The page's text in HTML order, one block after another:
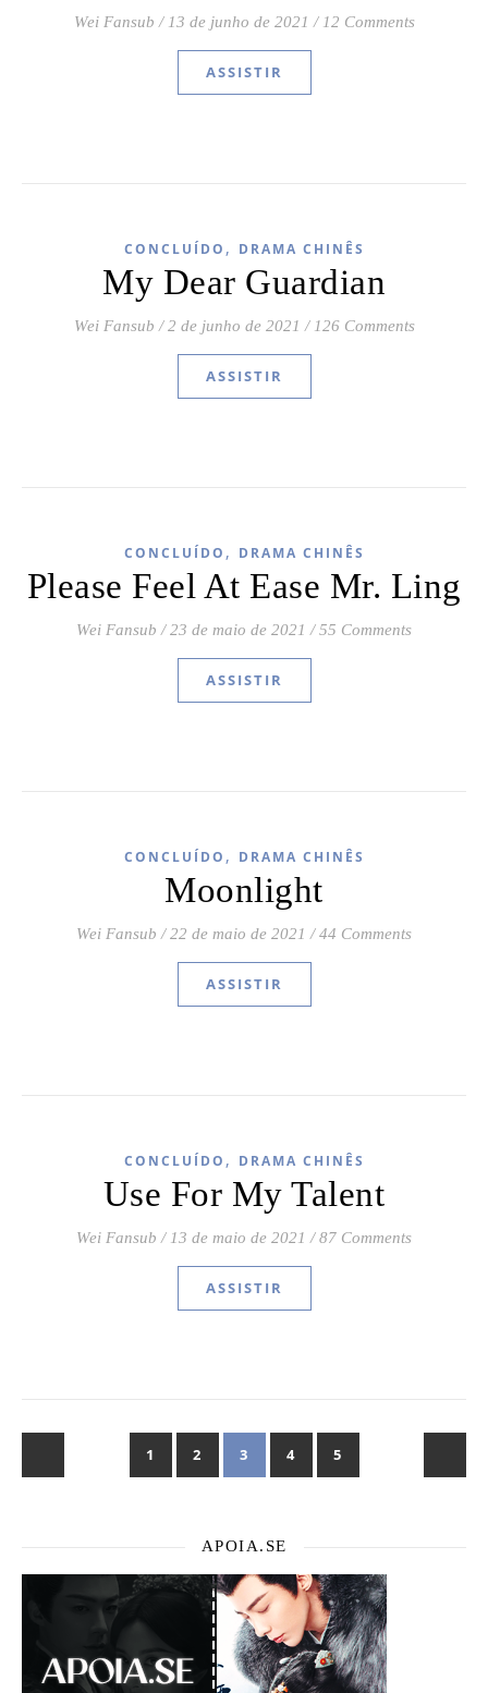
Wei Fansub / 13 de junho de 2021 / 12 Comments
ASSISTIR
CONCLUÍDO , DRAMA CHINÊS
My Dear Guardian
Wei Fansub / 2 de junho de 2021 / 126 Comments
ASSISTIR
CONCLUÍDO , DRAMA CHINÊS
Please Feel At Ease Mr. Ling
Wei Fansub / 23 de maio de 2021 / 55 Comments
ASSISTIR
CONCLUÍDO , DRAMA CHINÊS
Moonlight
Wei Fansub / 22 de maio de 2021 / 44 Comments
ASSISTIR
CONCLUÍDO , DRAMA CHINÊS
Use For My Talent
Wei Fansub / 13 de maio de 2021 / 87 Comments
ASSISTIR
1 2 3 4 5
APOIA.SE